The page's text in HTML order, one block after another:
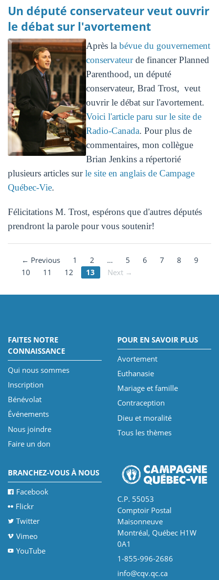
Un député conservateur veut ouvrir
le débat sur l'avortement
Après la bévue du gouvernement
conservateurde financer Planned
Parenthood, un député
conservateur, Brad Trost, veut
ouvrir le débat sur l'avortement.
Voici l'article paru sur le site de
Radio-Canada. Pour plus de
commentaires, mon collègue
Brian Jenkins a répertorié
plusieurs articles surle site en anglais de Campage
Québec-Vie.
Félicitations M. Trost, espérons que d'autres députés
prendront la parole pour vous soutenir!
← Previous 1 2 … 5 6 7 8
9
10
11 12 13 Next →
FAITES NOTRE
CONNAISSANCE
Qui nous sommes
Inscription
Bénévolat
Événements
Nous joindre
Faire un don
POUR EN SAVOIR PLUS
Avortement
Euthanasie
Mariage et famille
Contraception
Dieu et moralité
Tous les thèmes
BRANCHEZ-VOUS À NOUS
Facebook
Flickr
Twitter
Vimeo
YouTube
C.P. 55053
Comptoir Postal
Maisonneuve
Montréal, Québec H1W
0A1
1-855-996-2686
info@cqv.qc.ca